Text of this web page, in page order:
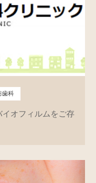
歯科
イオフィルムをご存